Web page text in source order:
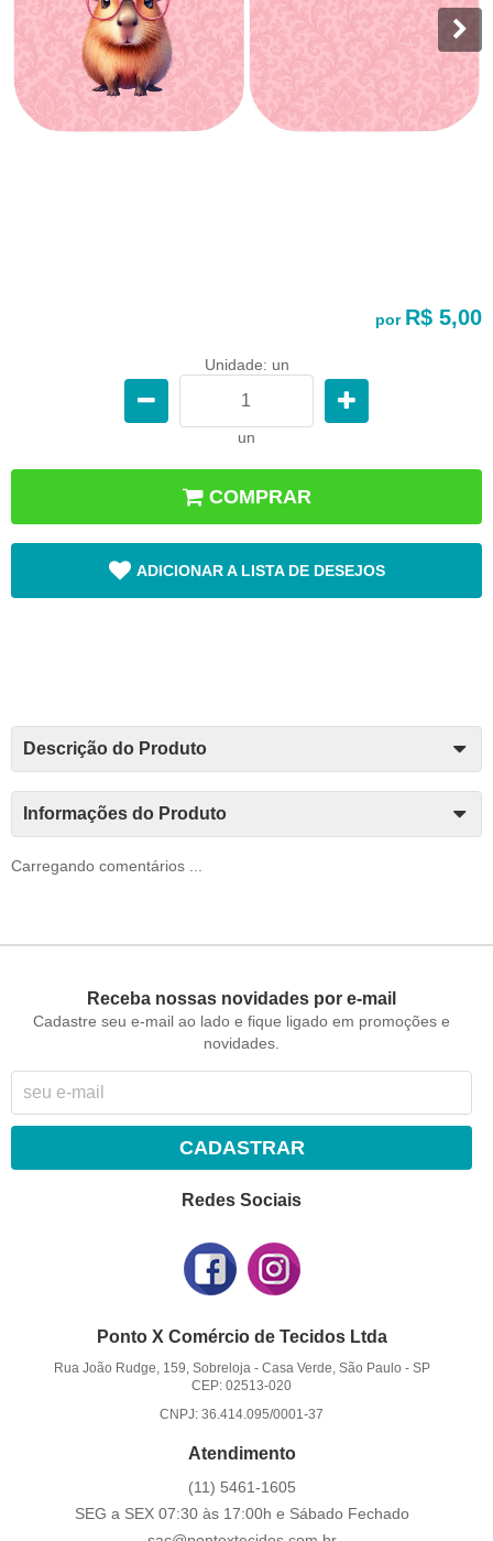
por R$ 5,00
Unidade: un
un
COMPRAR
ADICIONAR A LISTA DE DESEJOS
Descrição do Produto
Informações do Produto
Carregando comentários ...
Receba nossas novidades por e-mail
Cadastre seu e-mail ao lado e fique ligado em promoções e
novidades.
CADASTRAR
Redes Sociais
Ponto X Comércio de Tecidos Ltda
Rua João Rudge, 159, Sobreloja- Casa Verde, São Paulo - SP
CEP: 02513-020
CNPJ: 36.414.095/0001-37
Atendimento
(11) 5461-1605
SEG a SEX 07:30 às 17:00h e Sábado Fechado